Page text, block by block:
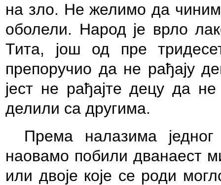
на зло. Не желимо да
оболели. Народ је врло
Тита, још од пре
препоручио да не рађају
јест не рађајте децу да
делили са другима.
Према налазима
наовамо побили дванаест
или двоје које се роди